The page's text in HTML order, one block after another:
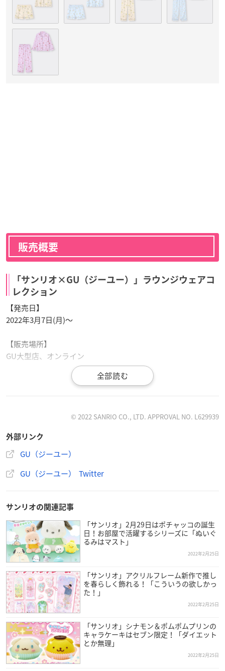
販売概要
「サンリオ×GU（ジーユー）」ラウンジウェアコ
レクション
【発売日】
2022年3月7日(月)〜
【販売場所】
GU大型店、オンライン
🟡⚪🔵⚪🟣⚪🟡⚪🔵⚪🟣
サンリオ
ンが登場⭐https://t.co/kMzzvHXOBm
おうちで過ごす時間もハッピーにしよう🌈
— GU（ジーユー） (@gu_global)
© 2022 SANRIO CO., LTD. APPROVAL NO. L629939
外部リンク
GU（ジーユー）
GU（ジーユー） Twitter
サンリオの関連記事
「サンリオ」2月29日はポチャッコの誕生
日！お部屋で活躍するシリーズに「ぬいぐ
るみはマスト」
2022年2月25日
「サンリオ」アクリルフレーム新作で推し
を春らしく飾れる！「こういうの欲しかっ
た！」
2022年2月25日
「サンリオ」シナモン＆ポムポムプリンの
キャラケーキはセブン限定！「ダイエット
とか無理」
2022年2月25日